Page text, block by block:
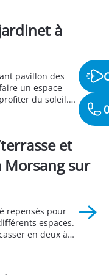
à
pavillon des
un espace
du soleil.
À Bourg la
et
Morsang sur
repensés pour
espaces.
en deux à
les qualités de